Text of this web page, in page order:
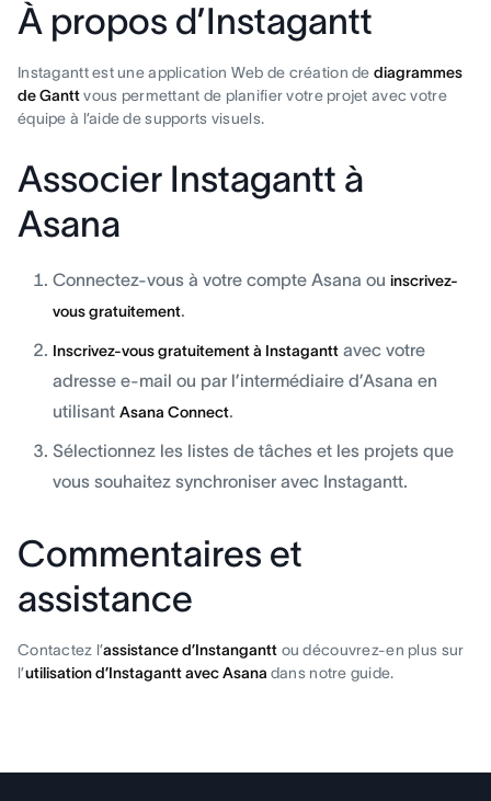
À propos d’Instagantt
Instagantt est une application Web de création de diagrammes
de Ganttvous permettant de planifier votre projet avec votre
équipe à l’aide de supports visuels.
Associer Instagantt à
Asana
Connectez-vous à votre compte Asana ou inscrivez-
vous gratuitement.
Inscrivez-vous gratuitement à Instagantt avec votre
adresse e-mail ou par l’intermédiaire d’Asana en
utilisant Asana Connect.
Sélectionnez les listes de tâches et les projets que
vous souhaitez synchroniser avec Instagantt.
Commentaires et
assistance
Contactez l’assistance d’Instangantt ou découvrez-en plus sur
l’utilisation d’Instagantt avec Asana dans notre guide.